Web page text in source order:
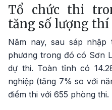
Tổ chức thi
tăng số lượng
Năm nay, sau sáp
phương trong đó có Sơn
dự thi. Toàn tỉnh có
nghiệp (tăng 7% so với
điểm thi với 655 phòng thi.